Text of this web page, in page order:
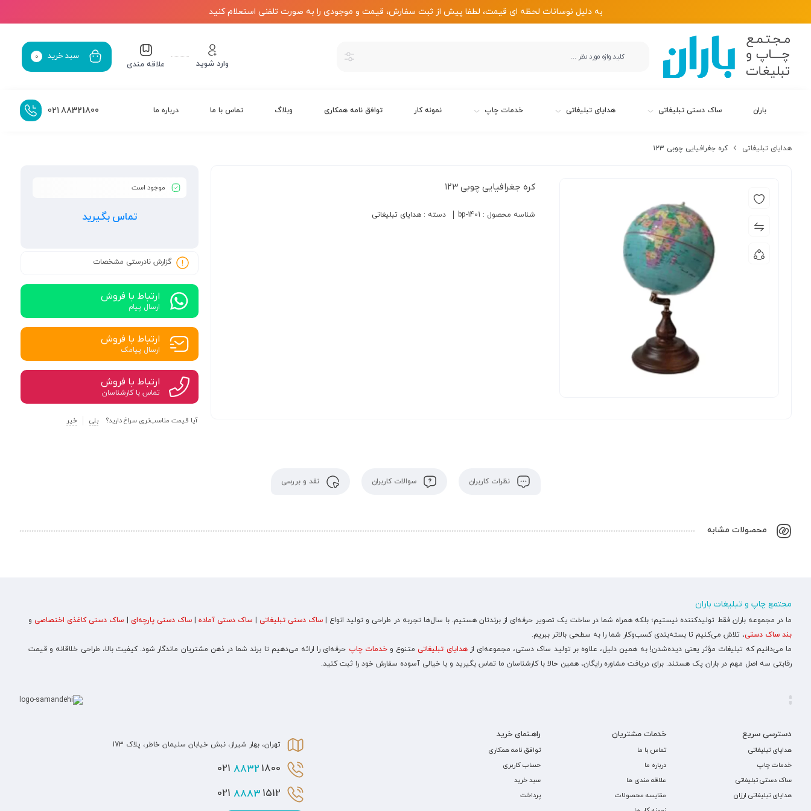
به دلیل نوسانات لحظه ای قیمت، لطفا پیش از ثبت سفارش، قیمت و موجودی را به صورت تلفنی استعلام کنید
وارد شوید علاقه مندی
سبد خرید 0
باران ساک دستی تبلیغاتی هدایای تبلیغاتی خدمات چاپ نمونه کار توافق نامه همکاری وبلاگ تماس با ما درباره ما 88321800
021
هدایای تبلیغاتی کره جغرافیایی چوبی ۱۲۳
کره جغرافیایی چوبی ۱۲۳
شناسه محصول : bp-1401 دسته : هدایای تبلیغاتی
موجود است
تماس بگیرید
گزارش نادرستی مشخصات
ارتباط با فروش
ارسال پیام
ارتباط با فروش
ارسال پیامک
ارتباط با فروش
تماس با کارشناسان
آیا قیمت مناسب‌تری سراغ دارید؟ بلی خیر
نظرات کاربران سوالات کاربران نقد و بررسی
محصولات مشابه
مجتمع چاپ و تبلیغات باران
ما در مجموعه باران فقط تولیدکننده نیستیم؛ بلکه همراه شما در ساخت یک تصویر حرفه‌ای از برندتان هستیم. با سال‌ها تجربه در طراحی و تولید انواع |ساک دستی تبلیغاتی ساک دستی آماده|ساک دستی پارچه‌ای ساک دستی کاغذی اختصاصیو
بند ساک دستی، تلاش می‌کنیم تا بسته‌بندی کسب‌وکار شما را به سطحی بالاتر ببریم.
ما می‌دانیم که تبلیغات مؤثر یعنی دیده‌شدن! به همین دلیل، علاوه بر تولید ساک دستی، مجموعه‌ای ازهدایای تبلیغاتیمتنوع وخدمات چاپ حرفه‌ای را ارائه می‌دهیم تا برند شما در ذهن مشتریان ماندگار شود. کیفیت بالا، طراحی خلاقانه و قیمت
رقابتی سه اصل مهم در باران پک هستند. برای دریافت مشاوره رایگان، همین حالا با کارشناسان ما تماس بگیرید و با خیالی آسوده سفارش خود را ثبت کنید.
دسترسی سریع
هدایای تبلیغاتی
خدمات چاپ
ساک دستی تبلیغاتی
هدایای تبلیغاتی ارزان
خدمات مشتریان
تماس با ما
درباره ما
علاقه مندی ها
مقایسه محصولات
راهـنمای خرید
توافق نامه همکاری
حساب کاربری
سبد خرید
پرداخت
تهران، بهار شیراز، نبش خیابان سلیمان خاطر، پلاک 173
8832 1800 021
8883 1512 021